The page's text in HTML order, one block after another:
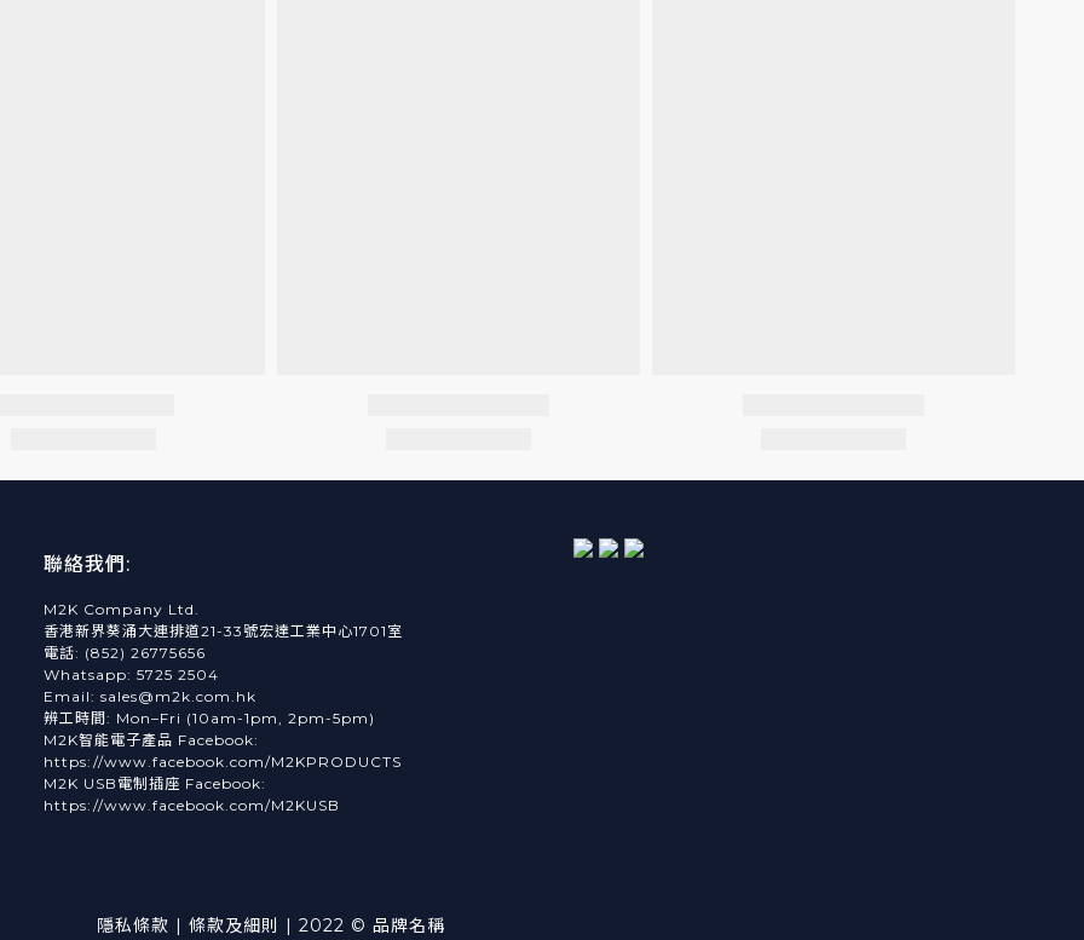
聯絡我們:
M2K Company Ltd.
香港新界葵涌大連排道21-33號宏達工業中心1701室
電話: (852) 26775656
Whatsapp: 5725 2504
Email: sales@m2k.com.hk
辨工時間: Mon–Fri (10am-1pm, 2pm-5pm)
M2K智能電子產品 Facebook:
https://www.facebook.com/M2KPRODUCTS
M2K USB電制插座 Facebook:
https://www.facebook.com/M2KUSB
隱私條款 | 條款及細則 | 2022 © 品牌名稱